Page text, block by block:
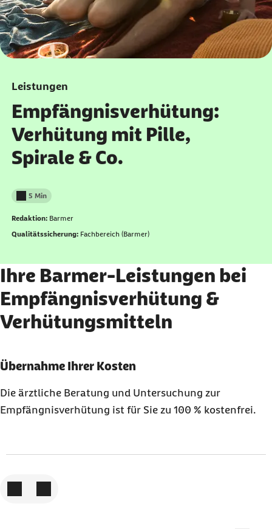
Leistungen
Empfängnisverhütung:
Verhütung mit Pille,
Spirale & Co.
Lesedauer weniger als
5 Min
Redaktion: Barmer
Qualitätssicherung: Fachbereich (Barmer)
Ihre Barmer-Leistungen bei
Empfängnisverhütung &
Verhütungsmitteln
Karussell mit 3 Elementen
Element 1 von 3
Übernahme Ihrer Kosten
Die ärztliche Beratung und Untersuchung zur
Empfängnisverhütung ist für Sie zu 100 % kostenfrei.